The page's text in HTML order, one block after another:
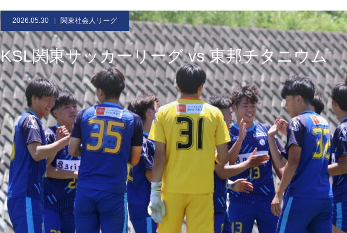
2026.05.30 関東社会人リーグ
KSL関東サッカーリーグ vs 東邦チタニウム